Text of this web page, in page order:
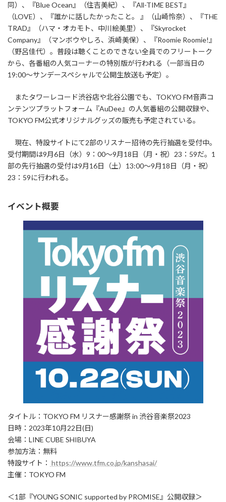
同）、『Blue Ocean』（住吉美紀）、『All-TIME BEST』
（LOVE）、『誰かに話したかったこと。 』（山崎怜奈）、『THE
TRAD』（ハマ・オカモト、中川絵美里）、『Skyrocket
Company』（マンボウやしろ、浜崎美保）、『Roomie Roomie!』
（野呂佳代）。普段は聴くことのできない全員でのフリートーク
から、各番組の人気コーナーの特別版が行われる（一部当日の
19:00～サンデースペシャルで公開生放送も予定）。
またタワーレコード渋谷店や北谷公園でも、TOKYO FM音声コ
ンテンツプラットフォーム『AuDee』の人気番組の公開収録や、
TOKYO FM公式オリジナルグッズの販売も予定されている。
現在、特設サイトにて2部のリスナー招待の先行抽選を受付中。
受付期間は9月6日（水）9：00～9月18日（月・祝）23：59だ。1
部の先行抽選の受付は9月16日（土）13:00～9月18日（月・祝）
23：59に行われる。
イベント概要
タイトル：TOKYO FM リスナー感謝祭 in 渋谷音楽祭2023
日時：2023年10月22日(日)
会場：LINE CUBE SHIBUYA
参加方法：無料
特設サイト： https://www.tfm.co.jp/kanshasai/
主催：TOKYO FM
＜1部『YOUNG SONIC supported by PROMISE』公開収録＞